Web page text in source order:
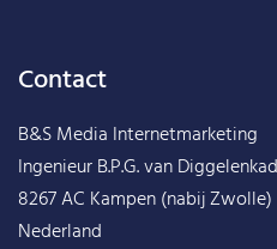
Contact
B&S Media Internetmarketing
Ingenieur B.P.G. van
8267 AC Kampen (nabij Zwolle)
Nederland